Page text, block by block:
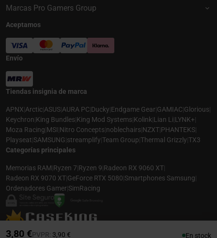
PVPR: Precio rebajado desde
3,90 €
3,80 € En stock
Marcas Pro Gamers Group
Aceptamos
Envío
Tiendas insignia de marca
APNX|Arctic|ASUS|AURA PC|Ducky|Endgame Gear|GAMIAC|Glorious|
Keychron|King Bundles|King Mod Systems|Kolink|Lian Li|LYNK+|
Moza Racing|MSI|Nitro Concepts|noblechairs|NZXT|PHANTEKS|
Playseat|SAMSUNG|streamplify|Team Group|Thermal Grizzly|TX3
Categorías principales
Memorias RAM|Ryzen 7|Ryzen 9|Radeon RX 9060 XT|
Radeon RX 9070 XT|GeForce RTX 5080|Smartphones Samsung|
Ordenadores Gamer|SimRacing
© 2026 CASEKING ESPAÑA. TODOS LOS DERECHOS RESERVADOS. LAS